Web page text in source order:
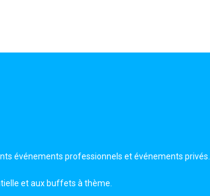
événements professionnels et événements privés.
et aux buffets à thème.